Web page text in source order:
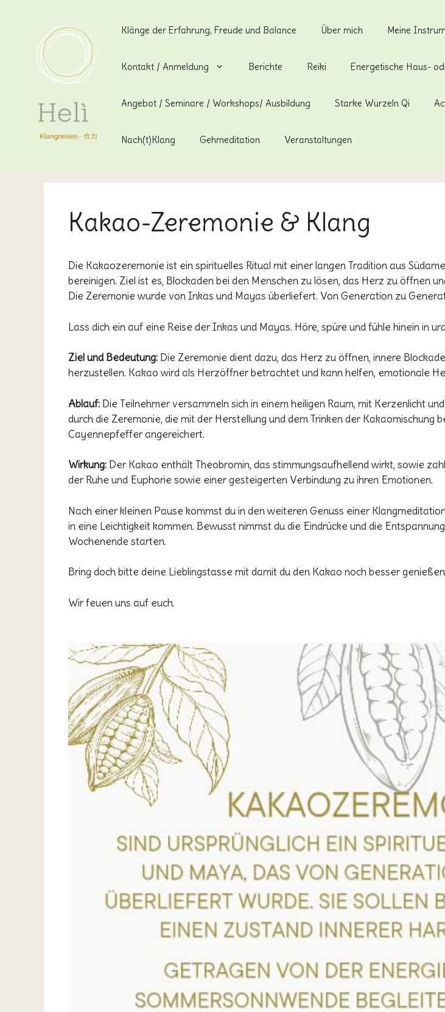
Klänge der Erfahrung, Freude und Balance Über mich Meine
Kontakt / Anmeldung Berichte Reiki Energetische Haus-
Angebot / Seminare / Workshops/ Ausbildung Starke Wurzeln Qi
Nach(t)Klang Gehmeditation Veranstaltungen
Kakao-Zeremonie & Klang
Die Kakaozeremonie ist ein spirituelles Ritual mit einer langen Tradition aus
bereinigen. Ziel ist es, Blockaden bei den Menschen zu lösen, das Herz zu öffnen
Die Zeremonie wurde von Inkas und Mayas überliefert. Von Generation zu
Lass dich ein auf eine Reise der Inkas und Mayas. Höre, spüre und fühle hinein in
Ziel und Bedeutung: Die Zeremonie dient dazu, das Herz zu öffnen, innere
herzustellen. Kakao wird als Herzöffner betrachtet und kann helfen, emotionale
Ablauf: Die Teilnehmer versammeln sich in einem heiligen Raum, mit Kerzenlicht
durch die Zeremonie, die mit der Herstellung und dem Trinken der Kakaomischung
Cayennepfeffer angereichert.
Wirkung: Der Kakao enthält Theobromin, das stimmungsaufhellend wirkt, sowie
der Ruhe und Euphorie sowie einer gesteigerten Verbindung zu ihren Emotionen.
Nach einer kleinen Pause kommst du in den weiteren Genuss einer
in eine Leichtigkeit kommen. Bewusst nimmst du die Eindrücke und die
Wochenende starten.
Bring doch bitte deine Lieblingstasse mit damit du den Kakao noch besser
Wir feuen uns auf euch.